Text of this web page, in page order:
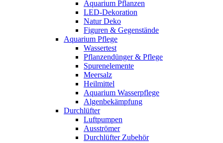
Aquarium Pflanzen
LED-Dekoration
Natur Deko
Figuren & Gegenstände
Aquarium Pflege
Wassertest
Pflanzendünger & Pflege
Spurenelemente
Meersalz
Heilmittel
Aquarium Wasserpflege
Algenbekämpfung
Durchlüfter
Luftpumpen
Ausströmer
Durchlüfter Zubehör